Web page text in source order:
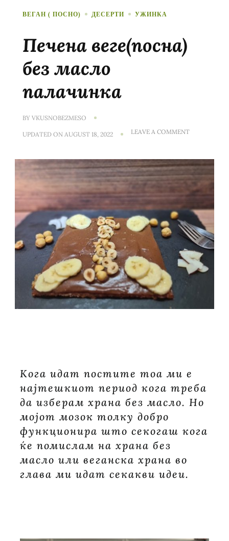
ВЕГАН ( ПОСНО) ДЕСЕРТИ УЖИНКА
Печена веге(посна)
без масло
палачинка
BY VKUSNOBEZMESO
UPDATED ON AUGUST 18, 2022 LEAVE A COMMENT
Кога идат постите тоа ми е
најтешкиот период кога треба
да изберам храна без масло. Но
мојот мозок толку добро
функционира што секогаш кога
ќе помислам на храна без
масло или веганска храна во
глава ми идат секакви идеи.